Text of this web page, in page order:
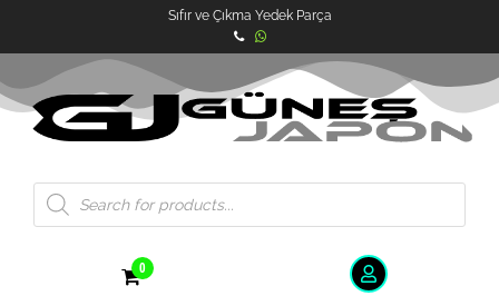
Sıfır ve Çıkma Yedek Parça
0